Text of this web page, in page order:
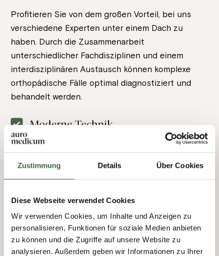
Zustimmung Details Über Cookies
Diese Webseite verwendet Cookies
Wir verwenden Cookies, um Inhalte und Anzeigen zu
personalisieren, Funktionen für soziale Medien anbieten
zu können und die Zugriffe auf unsere Website zu
analysieren. Außerdem geben wir Informationen zu Ihrer
Profitieren Sie von dem großen Vorteil, bei uns
verschiedene Experten unter einem Dach zu
haben. Durch die Zusammenarbeit
unterschiedlicher Fachdisziplinen und einem
interdisziplinären Austausch können komplexe
orthopädische Fälle optimal diagnostiziert und
behandelt werden.
Moderne Technik
Die Verwendung modernster Technik in unseren
neuen Praxisräumen ermöglicht uns eine präzise
und schnelle Diagnostik von orthopädischen
individuellen Therapieplänen für Ihre Gesundheit.